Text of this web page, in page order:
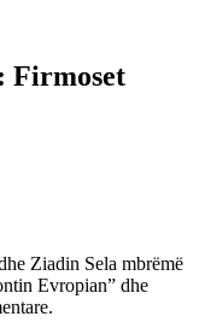
Firmoset
Ziadin Sela mbrëmë
Evropian” dhe